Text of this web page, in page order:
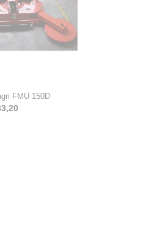
FMU 150D